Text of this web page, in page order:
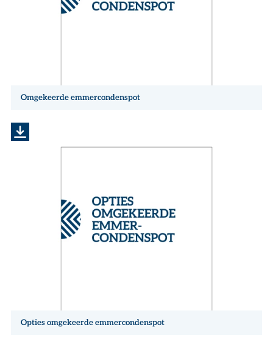
Omgekeerde emmercondenspot
Opties omgekeerde emmercondenspot